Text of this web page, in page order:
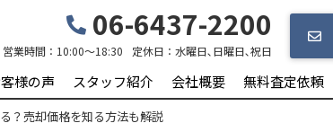
06-6437-2200
営業時間： 10:00～18:30 定休日： 水曜日､日曜日､祝日
様の声 スタッフ紹介 会社概要 無料査定依頼
？売却価格を知る方法も解説